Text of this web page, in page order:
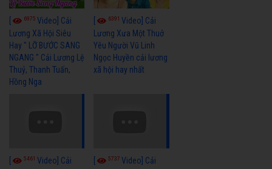
6975 Video] Cải
Lương Xã Hội Siêu
Hay " LỠ BƯỚC SANG
NGANG " Cải Lương Lệ
Thuỷ, Thanh Tuấn,
Hồng Nga
6391Video] Cải
Lương Xưa Một Thuở
Yêu Người Vũ Linh
Ngọc Huyền cải lương
xã hội hay nhất
5461 Video] Cải
5737Video] Cải